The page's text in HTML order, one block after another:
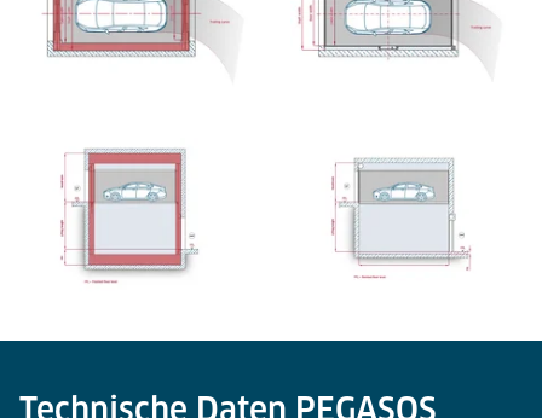
Technische Daten PEGASOS